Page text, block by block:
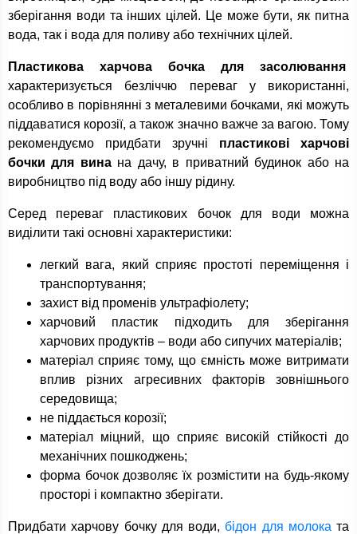
зберігання води та інших цілей. Це може бути, як питна
вода, так і вода для поливу або технічних цілей.
Пластикова харчова бочка для засолювання
характеризується безліччю переваг у використанні,
особливо в порівнянні з металевими бочками, які можуть
піддаватися корозії, а також значно важче за вагою. Тому
рекомендуємо придбати зручні пластикові харчові
бочки для винана дачу, в приватний будинок або на
виробництво під воду або іншу рідину.
Серед переваг пластикових бочок для води можна
виділити такі основні характеристики:
легкий вага, який сприяє простоті переміщення і
транспортування;
захист від променів ультрафіолету;
харчовий пластик підходить для зберігання
харчових продуктів – води або сипучих матеріалів;
матеріал сприяє тому, що ємність може витримати
вплив різних агресивних факторів зовнішнього
середовища;
не піддається корозії;
матеріал міцний, що сприяє високій стійкості до
механічних пошкоджень;
форма бочок дозволяє їх розмістити на будь-якому
просторі і компактно зберігати.
Придбати харчову бочку для води, бідон для молока та